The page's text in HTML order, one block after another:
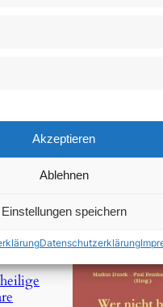
Akzeptieren
Ablehnen
Einstellungen speichern
Datenschutzerklärung